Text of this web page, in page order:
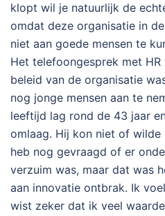
klopt wil je natuurlijk de
omdat deze organisatie in
niet aan goede mensen te
Het telefoongesprek met
beleid van de organisatie
nog jonge mensen aan te
leeftijd lag rond de 43 jaar
omlaag. Hij kon niet of
heb nog gevraagd of er
verzuim was, maar dat was
aan innovatie ontbrak. Ik
wist zeker dat ik veel